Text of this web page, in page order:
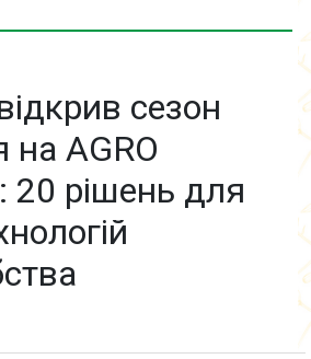
сезон
на AGRO
20 рішень для